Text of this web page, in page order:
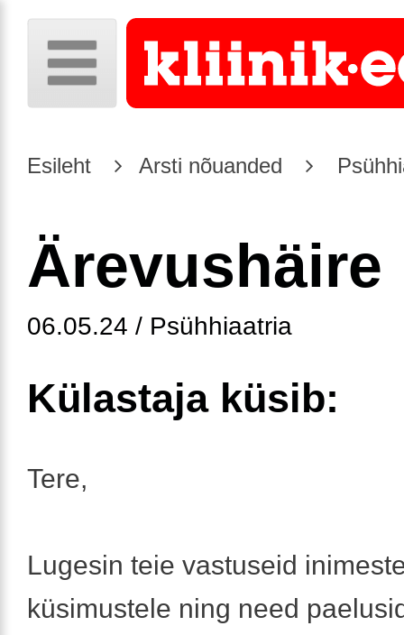
Esileht Arsti nõuanded
Ärevushäire
06.05.24 / Psühhiaatria
Külastaja küsib:
Tere,
Lugesin teie vastuseid
küsimustele ning need